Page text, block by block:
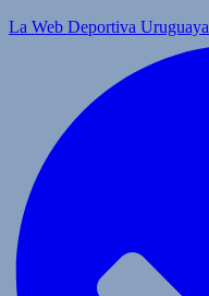
La Web Deportiva Uruguaya